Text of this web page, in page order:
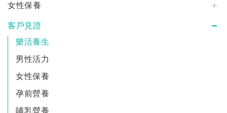
女性保養
客戶見證
樂活養生
男性活力
女性保養
孕前營養
哺乳營養